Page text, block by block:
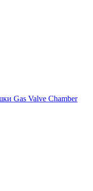
Gas Valve Chamber